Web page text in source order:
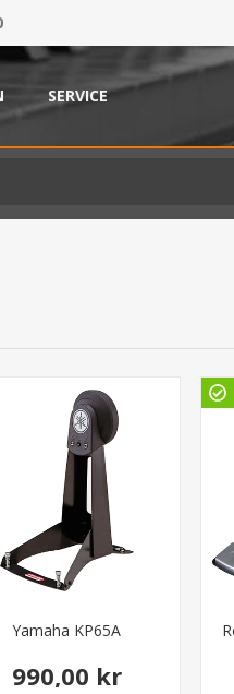
SERVICE
Yamaha KP65A
990,00 kr